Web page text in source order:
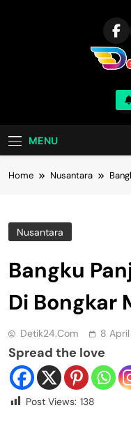
MENU
Home Nusantara
Nusantara
Bangku
Di Bongkar
Detik24.com 8
Spread the love
Post Views: 138